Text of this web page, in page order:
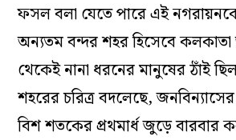
ফসল বলা যেতে পারে এই
অন্যতম বন্দর শহর হিসেবে
থেকেই নানা ধরনের মানুষের ঠাঁই
শহরের চরিত্র বদলেছে,
বিশ শতকের প্রথমার্ধ জুড়ে বারবার